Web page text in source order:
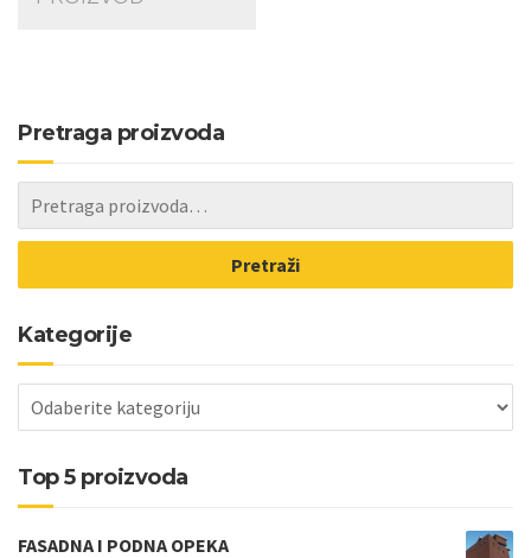
Pretraga proizvoda
Pretraži
Kategorije
Top 5 proizvoda
FASADNA I PODNA OPEKA